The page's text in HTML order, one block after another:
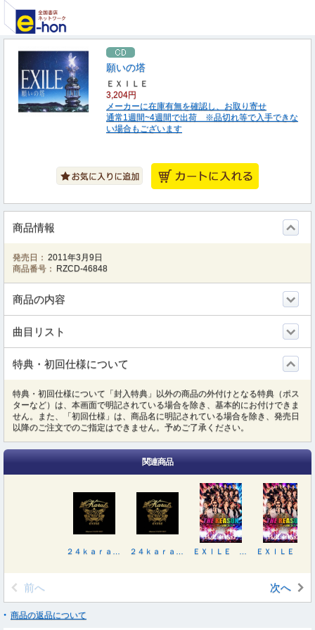
願いの塔
ＥＸＩＬＥ
3,204円
メーカーに在庫有無を確認し、お取り寄せ
通常1週間~4週間で出荷 ※品切れ等で入手できな
い場合もございます
商品情報
発売日： 2011年3月9日
商品番号：
RZCD-46848
商品の内容
曲目リスト
特典・初回仕様について
特典・初回仕様について「封入特典」以外の商品の外付けとなる特典（ポス
ターなど）は、本画面で明記されている場合を除き、基本的にお付けできま
せん。また、「初回仕様」は、商品名に明記されている場合を除き、発売日
以降のご注文でのご指定はできません。予めご了承ください。
関連商品
前へ 次へ
商品の返品について